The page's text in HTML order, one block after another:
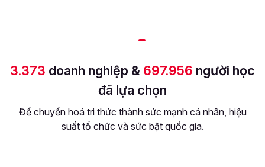
3.373 doanh nghiệp & 697.956 người học
đã lựa chọn
Để chuyển hoá tri thức thành sức mạnh cá nhân, hiệu
suất tổ chức và sức bật quốc gia.